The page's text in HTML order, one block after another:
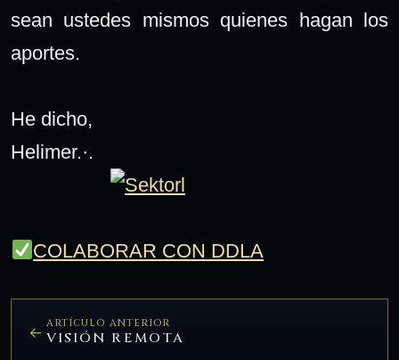
sean ustedes mismos quienes hagan los
aportes.
He dicho,
Helimer.·.
COLABORAR CON DDLA
ARTÍCULO ANTERIOR
VISIÓN REMOTA